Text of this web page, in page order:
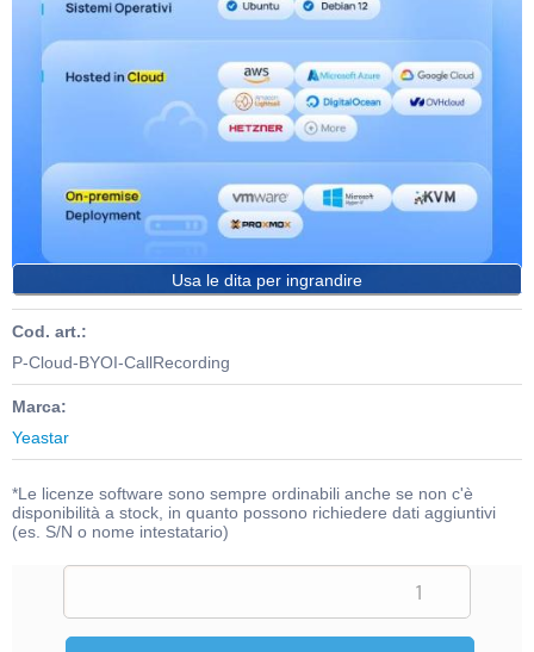
Usa le dita per ingrandire
Cod. art.:
P-Cloud-BYOI-CallRecording
Marca:
Yeastar
*Le licenze software sono sempre ordinabili anche se non c'è
disponibilità a stock, in quanto possono richiedere dati aggiuntivi
(es. S/N o nome intestatario)